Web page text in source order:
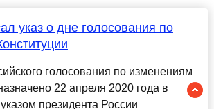
указ о дне голосования по
голосования по изменениям
22 апреля 2020 года в
президента России